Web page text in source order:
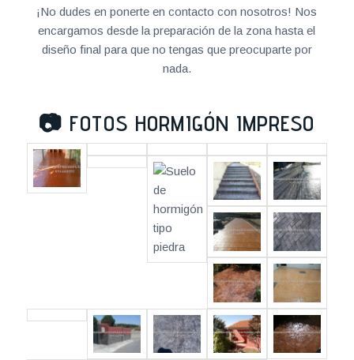
¡No dudes en ponerte en contacto con nosotros! Nos
encargamos desde la preparación de la zona hasta el
diseño final para que no tengas que preocuparte por
nada.
📷 FOTOS HORMIGÓN IMPRESO